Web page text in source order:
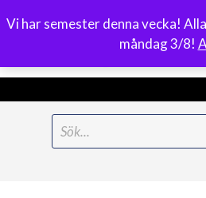
Vi har semester denna vecka!
måndag 3/8!
Meny